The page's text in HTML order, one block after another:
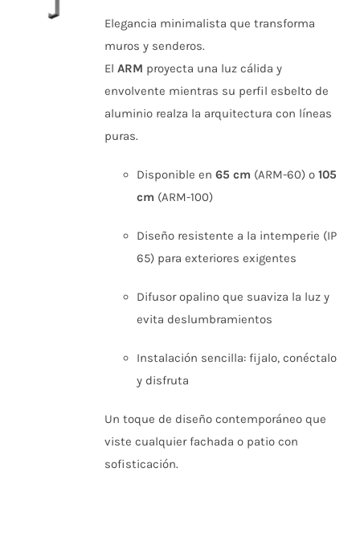
TIENE
MÚLTIPLES
VARIANTES.
precios:
desde
$827
hasta
$1.150
Elegancia minimalista que transforma
muros y senderos.
ElARM proyecta una luz cálida y
envolvente mientras su perfil esbelto de
aluminio realza la arquitectura con líneas
puras.
Disponible en65 cm (ARM-60) o105
cm (ARM-100)
Diseño resistente a la intemperie (IP
65) para exteriores exigentes
Difusor opalino que suaviza la luz y
evita deslumbramientos
Instalación sencilla: fijalo, conéctalo
y disfruta
Un toque de diseño contemporáneo que
viste cualquier fachada o patio con
sofisticación.